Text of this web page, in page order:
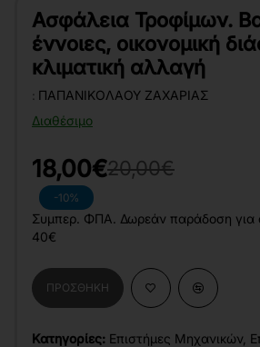
Ασφάλεια Τροφίμων.
έννοιες, οικονομική
κλιματική αλλαγή
Διαθέσιμο
: ΠΑΠΑΝΙΚΟΛΆΟΥ ΖΑΧΑΡΊΑΣ
-10%
18,00€20,00€
Συμπερ. ΦΠΑ. Δωρεάν παράδοση για
40€
ΠΡΟΣΘΉΚΗ
Κατηγορίες: Επιστήμες Μηχανικών